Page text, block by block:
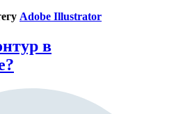
Adobe Illustrator
в